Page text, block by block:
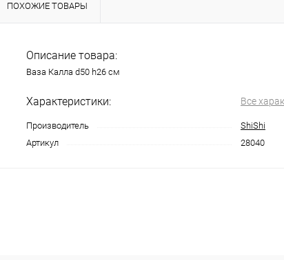
ПОХОЖИЕ ТОВАРЫ
Описание товара:
Ваза Калла d50 h26 см
Характеристики: Все
Производитель
ShiShi
Артикул
28040